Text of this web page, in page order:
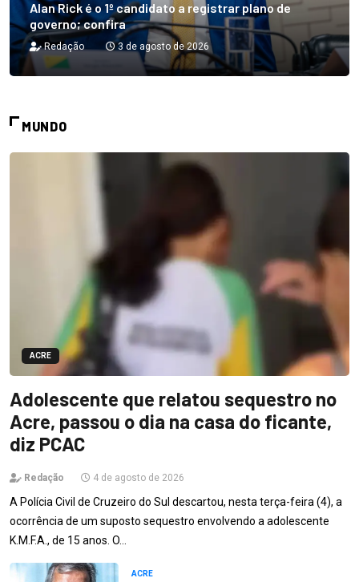
Alan Rick é o 1º candidato a registrar plano de
governo; confira
Redação 3 de agosto de 2026
MUNDO
ACRE
Adolescente que relatou sequestro no
Acre, passou o dia na casa do ficante,
diz PCAC
Redação 4 de agosto de 2026
A Polícia Civil de Cruzeiro do Sul descartou, nesta terça-feira (4), a
ocorrência de um suposto sequestro envolvendo a adolescente
K.M.F.A., de 15 anos. O…
ACRE